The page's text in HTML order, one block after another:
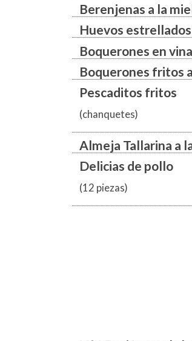
Berenjenas a la
Huevos estrellados
Boquerones en
Boquerones fritos
Pescaditos fritos
(chanquetes)
Almeja Tallarina a
Delicias de pollo
(12 piezas)